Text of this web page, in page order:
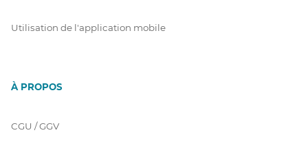
Utilisation de l'application mobile
À PROPOS
CGU / GGV